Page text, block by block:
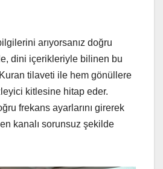
arıyorsanız doğru
dini içerikleriyle bilinen bu
Kuran tilaveti ile hem gönüllere
kitlesine hitap eder.
frekans ayarlarını girerek
kanalı sorunsuz şekilde